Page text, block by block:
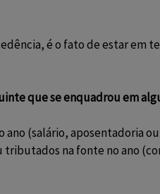
é o fato de estar em
que se enquadrou em
ano (salário, aposentadoria
tributados na fonte no ano